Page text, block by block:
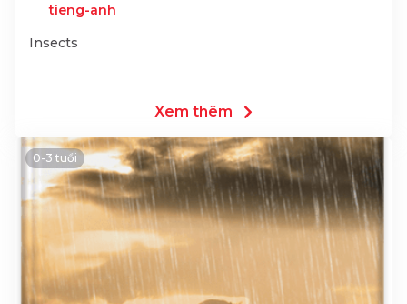
tieng-anh
Insects
Xem thêm
0-3 tuổi